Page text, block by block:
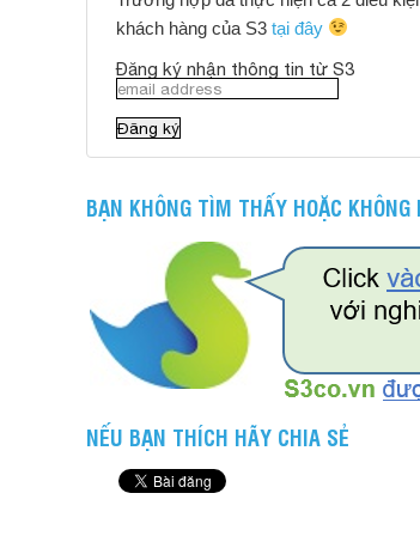
khách hàng của S3 tại đây
Đăng ký nhận thông tin từ S3
BẠN KHÔNG TÌM THẤY HOẶC
NẾU BẠN THÍCH HÃY CHIA SẺ